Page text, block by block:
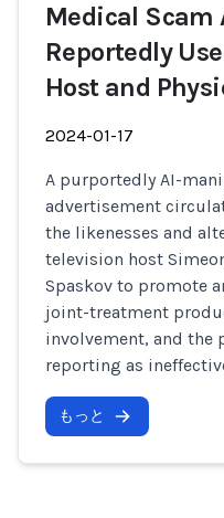
Medical
Reportedly
Host and
2024-01-17
A purportedly AI-
advertisement
the likenesses and
television host
Spaskov to promote
joint-treatment
involvement, and the
reporting as
もっと